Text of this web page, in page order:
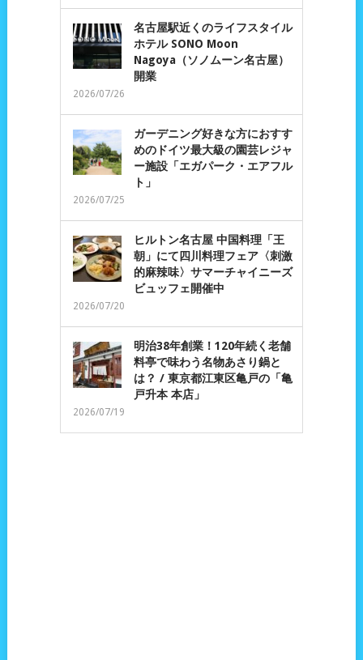
名古屋駅近くのライフスタイル
ホテル SONO Moon
Nagoya（ソノムーン名古屋）
開業
2026/07/26
ガーデニング好きな方におすす
めのドイツ最大級の園芸レジャ
ー施設「エガパーク・エアフル
ト」
2026/07/25
ヒルトン名古屋 中国料理「王
朝」にて四川料理フェア〈刺激
的麻辣味〉サマーチャイニーズ
ビュッフェ開催中
2026/07/20
明治38年創業！120年続く老舗
料亭で味わう名物あさり鍋と
は？ / 東京都江東区亀戸の「亀
戸升本 本店」
2026/07/19